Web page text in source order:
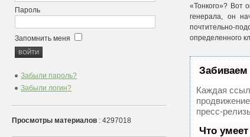
«Тонкого»? Вот
генерала, он
почтительно-
определенного
Каждая
пресс-
Что
Пароль
Запомнить меня
Забыли пароль?
Забыли логин?
Просмотры материалов : 4297018